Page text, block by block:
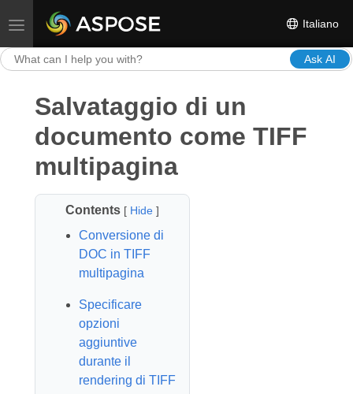
Toggle navigation Italiano
Ask AI
Salvataggio di un
documento come TIFF
multipagina
Contents [ Hide]
Conversione di
DOC in TIFF
multipagina
Specificare
opzioni
aggiuntive
durante il
rendering di TIFF